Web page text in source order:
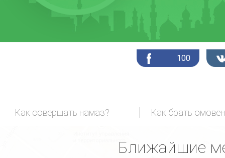
100
Как совершать намаз? Как брать
Ближайшие